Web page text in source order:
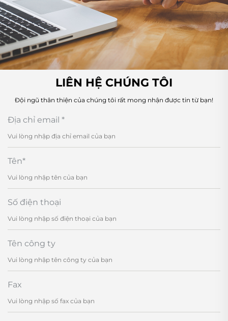
LIÊN HỆ CHÚNG TÔI
Đội ngũ thân thiện của chúng tôi rất mong nhận được tin từ bạn!
Địa chỉ email *
Tên*
Số điện thoại
Tên công ty
Fax